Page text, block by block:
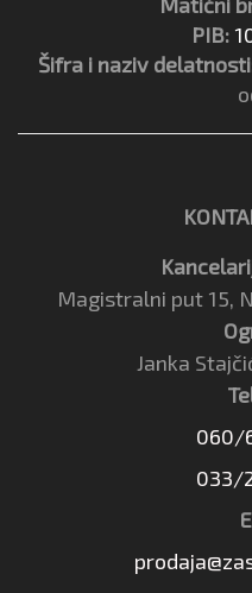
PIB:
Šifra i naziv
Magistralni put 15,
Janka
060/
033/